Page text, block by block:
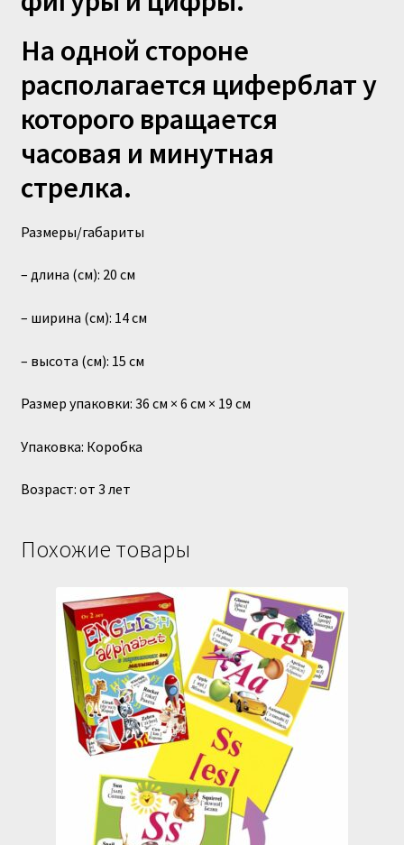
На одной стороне
располагается циферблат у
которого вращается
часовая и минутная
стрелка.
Размеры/габариты
– длина (см): 20 см
– ширина (см): 14 см
– высота (см): 15 см
Размер упаковки: 36 см × 6 см × 19 см
Упаковка: Коробка
Возраст: от 3 лет
Похожие товары